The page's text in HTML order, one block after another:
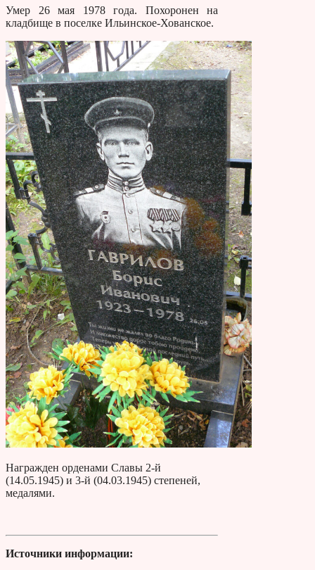
Умер 26 мая 1978 года. Похоронен на
кладбище в поселке Ильинское-Хованское.
Награжден орденами Славы 2-й
(14.05.1945) и 3-й (04.03.1945) степеней,
медалями.
Источники информации: